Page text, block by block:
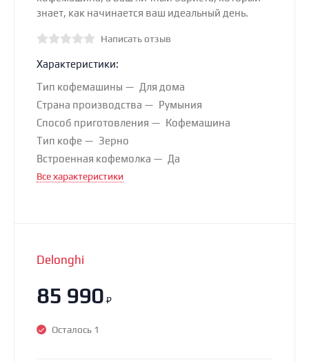
знает, как начинается ваш идеальный день.
Написать отзыв
Характеристики:
Тип кофемашины
Для дома
Страна производства
Румыния
Способ приготовления
Кофемашина
Тип кофе
Зерно
Встроенная кофемолка
Да
Все характеристики
Delonghi
85 990 ₽
Осталось 1